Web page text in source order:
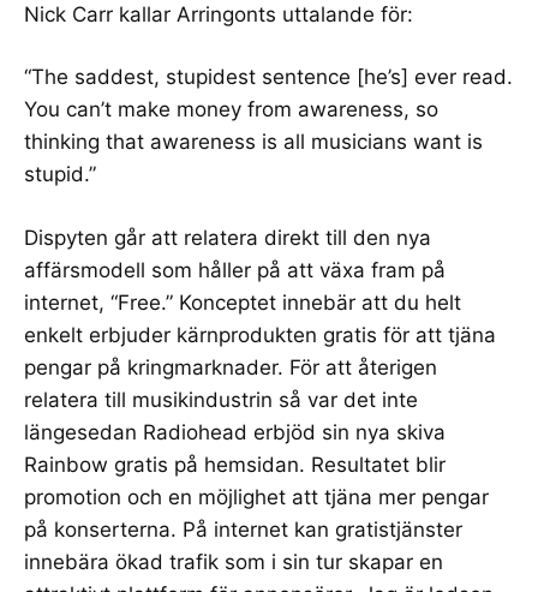
Nick Carr kallar Arringonts uttalande för:
“The saddest, stupidest sentence [he’s] ever read.
You can’t make money from awareness, so
thinking that awareness is all musicians want is
stupid.”
Dispyten går att relatera direkt till den nya
affärsmodell som håller på att växa fram på
internet, “Free.” Konceptet innebär att du helt
enkelt erbjuder kärnprodukten gratis för att tjäna
pengar på kringmarknader. För att återigen
relatera till musikindustrin så var det inte
längesedan Radiohead erbjöd sin nya skiva
Rainbow gratis på hemsidan. Resultatet blir
promotion och en möjlighet att tjäna mer pengar
på konserterna. På internet kan gratistjänster
innebära ökad trafik som i sin tur skapar en